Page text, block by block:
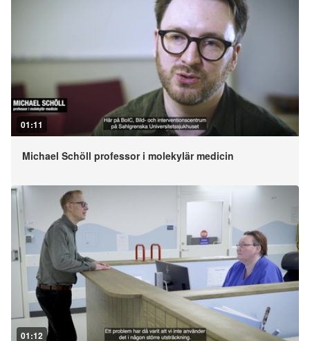
01:11
Michael Schöll professor i molekylär medicin
01:12